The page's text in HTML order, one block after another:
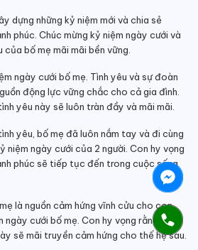
dựng những kỷ niệm mới và chia sẻ
phúc. Chúc mừng kỷ niệm ngày cưới và
bố mẹ mãi mãi bền vững.
ngày cưới bố mẹ. Tình yêu và sự đoàn
động lực vững chắc cho cả gia đình.
yêu này sẽ luôn tràn đầy và mãi mãi.
yêu, bố mẹ đã luôn nắm tay và đi cùng
niệm ngày cưới của 2 người. Con hy vọng
phúc sẽ tiếp tục đến trong cuộc sống
là nguồn cảm hứng vĩnh cửu cho con.
ngày cưới bố mẹ. Con hy vọng rằng tình
sẽ mãi truyền cảm hứng cho thế hệ sau.